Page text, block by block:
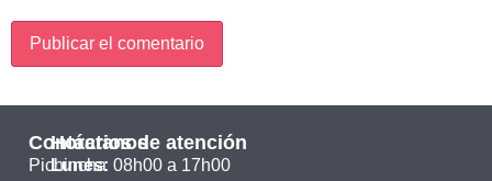
Contáctanos
Pichincha
Horarios de atención
Lunes: 08h00 a 17h00